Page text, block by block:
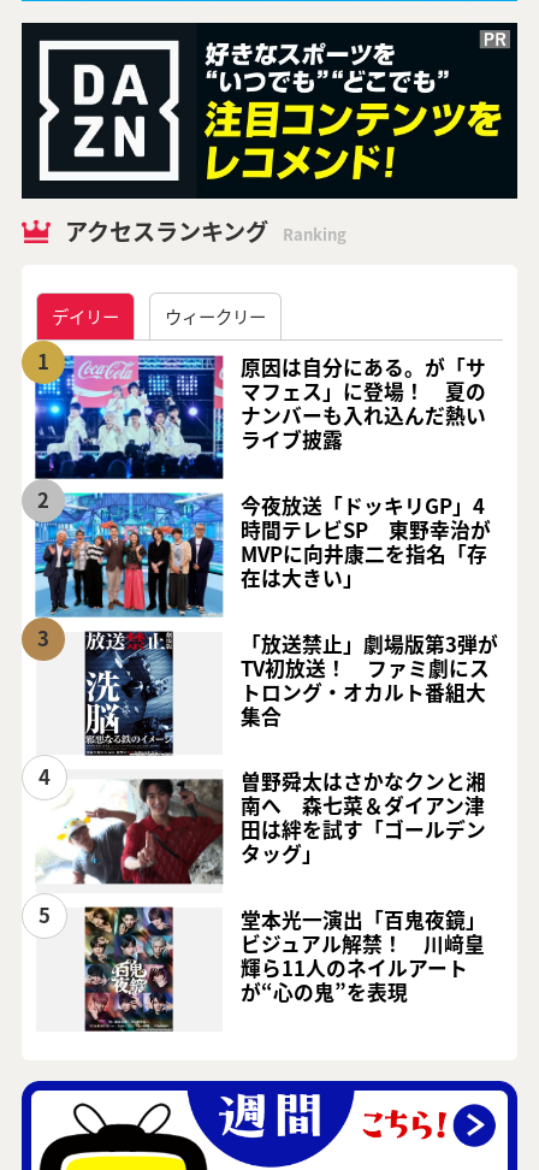
アクセスランキング Ranking
デイリー ウィークリー
1
原因は自分にある。が「サ
マフェス」に登場！ 夏の
ナンバーも入れ込んだ熱い
ライブ披露
2
今夜放送「ドッキリGP」4
時間テレビSP 東野幸治が
MVPに向井康二を指名「存
在は大きい」
3
「放送禁止」劇場版第3弾が
TV初放送！ ファミ劇にス
トロング・オカルト番組大
集合
4
曽野舜太はさかなクンと湘
南へ 森七菜＆ダイアン津
田は絆を試す「ゴールデン
タッグ」
5
堂本光一演出「百鬼夜鏡」
ビジュアル解禁！ 川﨑皇
輝ら11人のネイルアート
が“心の鬼”を表現